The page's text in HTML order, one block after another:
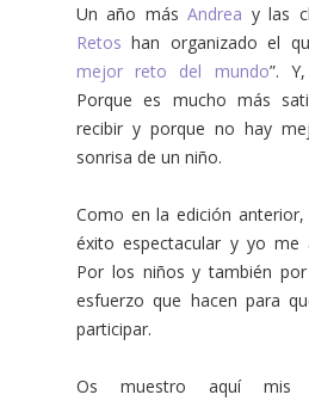
Un año másAndrea y las
Retos han organizado el
mejor reto del mundo”.
Porque es mucho más
recibir y porque no hay
sonrisa de un niño.
Como en la edición
éxito espectacular y yo me
Por los niños y también
esfuerzo que hacen para
participar.
Os muestro aquí mis